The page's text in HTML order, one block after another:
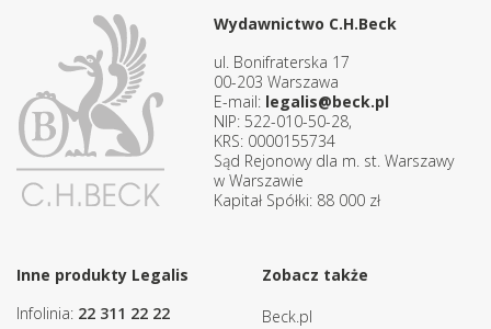
Wydawnictwo C.H.Beck
ul. Bonifraterska 17
00-203 Warszawa
E-mail: legalis@beck.pl
NIP: 522-010-50-28,
KRS: 0000155734
Sąd Rejonowy dla m. st. Warszawy
w Warszawie
Kapitał Spółki: 88 000 zł
Inne produkty Legalis
Infolinia: 22 311 22 22
Zobacz także
Beck.pl